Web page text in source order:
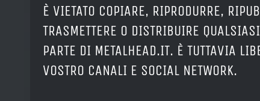
È VIETATO COPIARE, RIPRODURRE,
TRASMETTERE O DISTRIBUIRE
PARTE DI METALHEAD.IT. È TUTTAVIA
VOSTRO CANALI E SOCIAL NETWORK.